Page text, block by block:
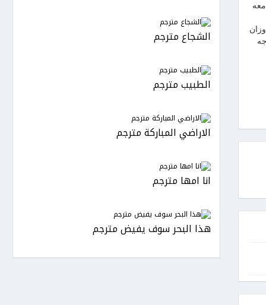
الشجاع مترجم
الطبيب مترجم
الاراضي المباركة مترجم
انا امها مترجم
هذا البحر سوف يفيض مترجم